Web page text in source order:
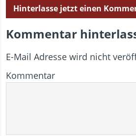
Hinterlasse jetzt einen
Kommentar
E-Mail Adresse wird nicht
Kommentar